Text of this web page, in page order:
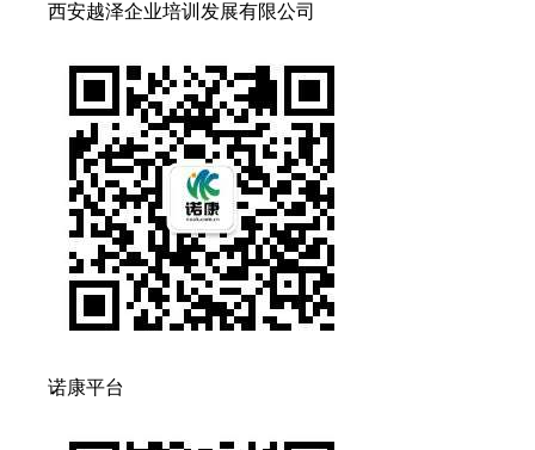
西安越泽企业培训发展有限公司
诺康平台